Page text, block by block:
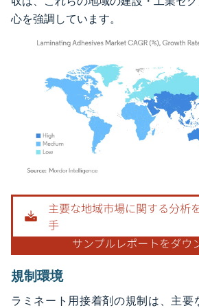
心を強調しています。
画像 © Mordor Intelligence。再利用にはCC BY
規制環境
ラミネート用接着剤の規制は、主要